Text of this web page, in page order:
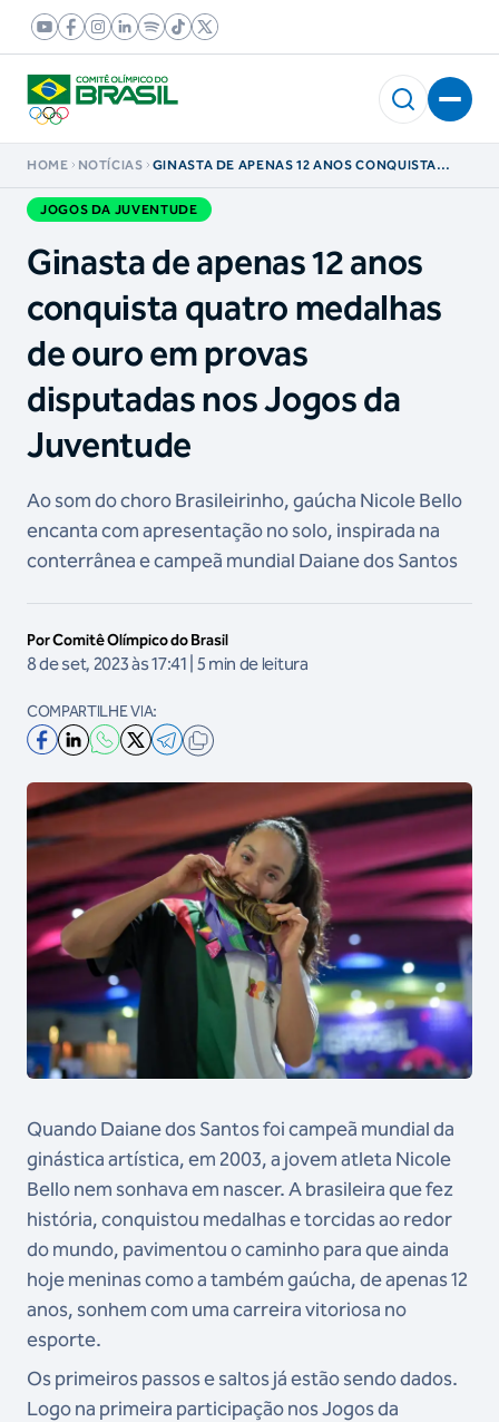
HOME NOTÍCIAS
GINASTA DE APENAS 12 ANOS CONQUISTA
DISPUTADAS NOS JOGOS DA JUVENTUDE
JOGOS DA JUVENTUDE
Ginasta de apenas 12 anos
conquista quatro medalhas
de ouro em provas
disputadas nos Jogos da
Juventude
Ao som do choro Brasileirinho, gaúcha Nicole Bello
encanta com apresentação no solo, inspirada na
conterrânea e campeã mundial Daiane dos Santos
Por Comitê Olímpico do Brasil
8 de set, 2023 às 17:41 | 5 min de leitura
COMPARTILHE VIA:
Quando Daiane dos Santos foi campeã mundial da
ginástica artística, em 2003, a jovem atleta Nicole
Bello nem sonhava em nascer. A brasileira que fez
história, conquistou medalhas e torcidas ao redor
do mundo, pavimentou o caminho para que ainda
hoje meninas como a também gaúcha, de apenas 12
anos, sonhem com uma carreira vitoriosa no
esporte.
Os primeiros passos e saltos já estão sendo dados.
Logo na primeira participação nos Jogos da